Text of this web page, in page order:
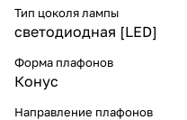
Тип цоколя лампы
светодиодная [LED]
Форма плафонов
Конус
Направление плафонов